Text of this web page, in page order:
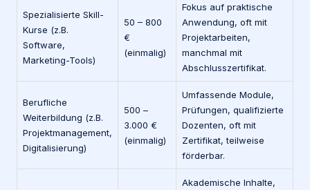
Spezialisierte Skill-
Kurse (z.B.
Software,
Marketing-Tools)
50 – 800
€
(einmalig)
Fokus auf praktische
Anwendung, oft mit
Projektarbeiten,
manchmal mit
Abschlusszertifikat.
Berufliche
Weiterbildung (z.B.
Projektmanagement,
Digitalisierung)
500 –
3.000 €
(einmalig)
Umfassende Module,
Prüfungen, qualifizierte
Dozenten, oft mit
Zertifikat, teilweise
förderbar.
Akademische Inhalte,